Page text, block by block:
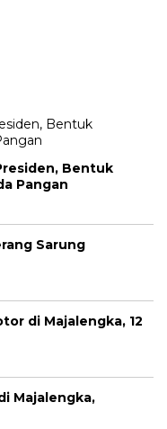
Bentuk
Pangan
Sarung
di Majalengka, 12
Majalengka,